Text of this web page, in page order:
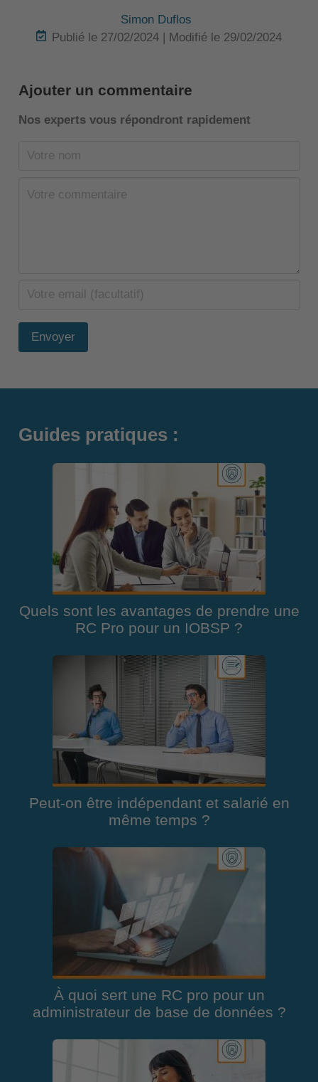
Simon Duflos
Publié le 27/02/2024 | Modifié le 29/02/2024
Ajouter un commentaire
Nos experts vous répondront rapidement
Envoyer
Guides pratiques :
Quels sont les avantages de prendre une
RC Pro pour un IOBSP ?
Peut-on être indépendant et salarié en
même temps ?
À quoi sert une RC pro pour un
administrateur de base de données ?